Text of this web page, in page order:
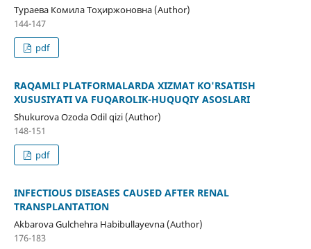
Тураева Комила Тоҳиржоновна (Author)
144-147
pdf
RАQАMLI РLАTFОRMАLАRDА XIZMАT KО'RSАTISH
XUSUSIYАTI VА FUQАRОLIK-HUQUQIY АSОSLАRI
Shukurоvа Оzоdа Оdil qizi (Author)
148-151
pdf
INFECTIOUS DISEASES CAUSED AFTER RENAL
TRANSPLANTATION
Akbarova Gulchehra Habibullayevna (Author)
176-183